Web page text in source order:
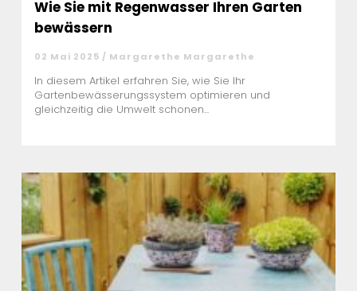
Wie Sie mit Regenwasser Ihren Garten
bewässern
02 Mai 2025 / Margarethe Margarethe
In diesem Artikel erfahren Sie, wie Sie Ihr
Gartenbewässerungssystem optimieren und
gleichzeitig die Umwelt schonen...